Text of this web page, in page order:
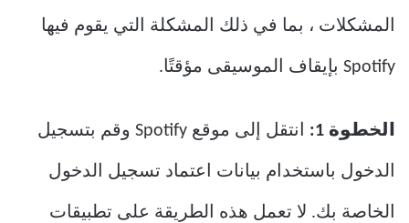
المشكلات ، بما في ذلك المشكلة التي يقوم فيها
Spotify بإيقاف الموسيقى مؤقتًا.
الخطوة 1: انتقل إلى موقع Spotify وقم بتسجيل
الدخول باستخدام بيانات اعتماد تسجيل الدخول
الخاصة بك. لا تعمل هذه الطريقة على تطبيقات